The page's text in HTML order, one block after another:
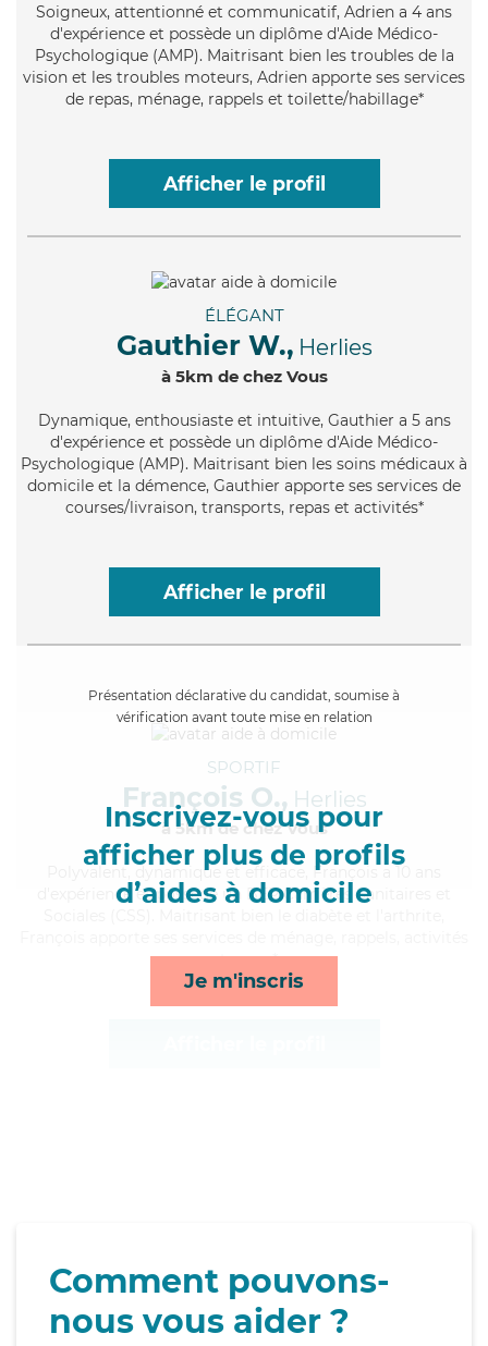
Soigneux, attentionné et communicatif, Adrien a 4 ans
d'expérience et possède un diplôme d'Aide Médico-
Psychologique (AMP). Maitrisant bien les troubles de la
vision et les troubles moteurs, Adrien apporte ses services
de repas, ménage, rappels et toilette/habillage*
Afficher le profil
ÉLÉGANT
Gauthier W., Herlies
à 5km de chez Vous
Dynamique, enthousiaste et intuitive, Gauthier a 5 ans
d'expérience et possède un diplôme d'Aide Médico-
Psychologique (AMP). Maitrisant bien les soins médicaux à
domicile et la démence, Gauthier apporte ses services de
courses/livraison, transports, repas et activités*
Afficher le profil
Présentation déclarative du candidat, soumise à
vérification avant toute mise en relation
Inscrivez-vous pour
afficher plus de profils
d’aides à domicile
Je m'inscris
SPORTIF
François O., Herlies
à 5km de chez Vous
, dynamique et efficace, François a 10 ans
d'expérience et possède un BEP Carrières Sanitaires et
et repas*
Comment pouvons-
nous vous aider ?